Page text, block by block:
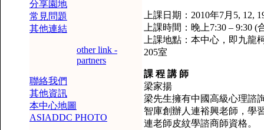
分享園地
常見問題
其他連結
other link -
partners
聯絡我們
其他資訊
本中心地圖
ASIADDC PHOTO
上課日期：2010年7月5, 12,
上課時間：晚上7:30 – 9:30
上課地點：本中心，即九龍
205室
課 程 講 師
梁家揚
梁先生擁有中國高級心理諮
智庫創辦人連裕興老師，學
連老師皮紋學諮商師資格。